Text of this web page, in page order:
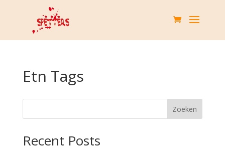
Etn Tags
Zoeken
Recent Posts